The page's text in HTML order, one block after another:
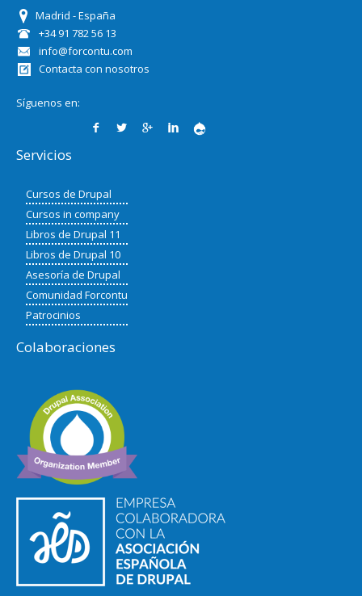
Madrid - España
+34 91 782 56 13
info@forcontu.com
Contacta con nosotros
Síguenos en:
Servicios
Cursos de Drupal
Cursos in company
Libros de Drupal 11
Libros de Drupal 10
Asesoría de Drupal
Comunidad Forcontu
Patrocinios
Colaboraciones